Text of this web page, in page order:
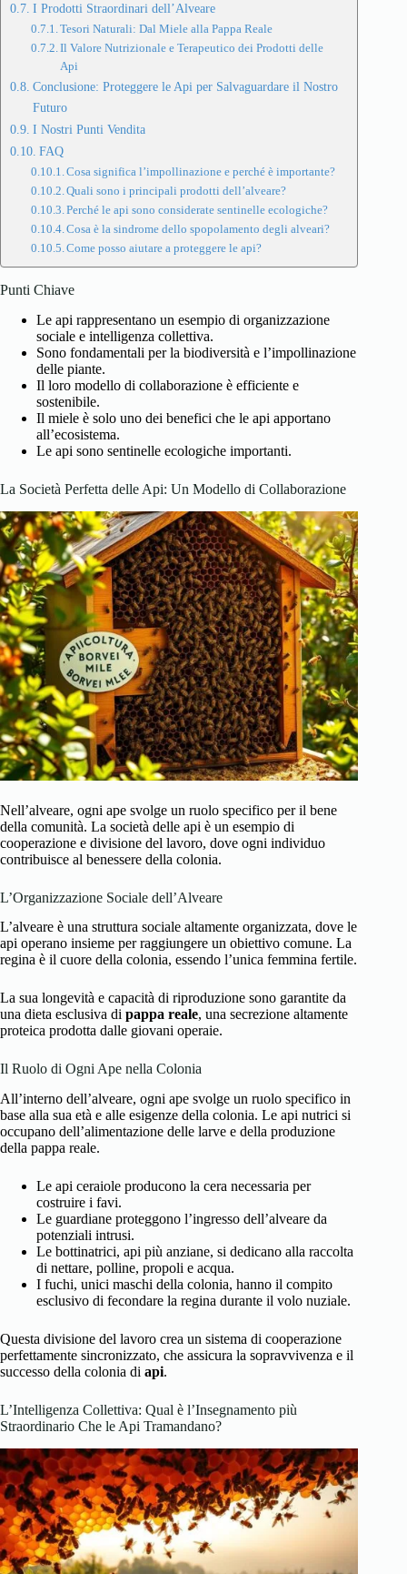
I Prodotti Straordinari dell’Alveare
Tesori Naturali: Dal Miele alla Pappa Reale
Il Valore Nutrizionale e Terapeutico dei Prodotti delle
Api
Conclusione: Proteggere le Api per Salvaguardare il Nostro
Futuro
I Nostri Punti Vendita
FAQ
Cosa significa l’impollinazione e perché è importante?
Quali sono i principali prodotti dell’alveare?
Perché le api sono considerate sentinelle ecologiche?
Cosa è la sindrome dello spopolamento degli alveari?
Come posso aiutare a proteggere le api?
Punti Chiave
Le api rappresentano un esempio di organizzazione
sociale e intelligenza collettiva.
Sono fondamentali per la biodiversità e l’impollinazione
delle piante.
Il loro modello di collaborazione è efficiente e
sostenibile.
Il miele è solo uno dei benefici che le api apportano
all’ecosistema.
Le api sono sentinelle ecologiche importanti.
La Società Perfetta delle Api: Un Modello di Collaborazione
Nell’alveare, ogni ape svolge un ruolo specifico per il bene
della comunità. La società delle api è un esempio di
cooperazione e divisione del lavoro, dove ogni individuo
contribuisce al benessere della colonia.
L’Organizzazione Sociale dell’Alveare
L’alveare è una struttura sociale altamente organizzata, dove le
api operano insieme per raggiungere un obiettivo comune. La
regina è il cuore della colonia, essendo l’unica femmina fertile.
La sua longevità e capacità di riproduzione sono garantite da
una dieta esclusiva di pappa reale, una secrezione altamente
proteica prodotta dalle giovani operaie.
Il Ruolo di Ogni Ape nella Colonia
All’interno dell’alveare, ogni ape svolge un ruolo specifico in
base alla sua età e alle esigenze della colonia. Le api nutrici si
occupano dell’alimentazione delle larve e della produzione
della pappa reale.
Le api ceraiole producono la cera necessaria per
costruire i favi.
Le guardiane proteggono l’ingresso dell’alveare da
potenziali intrusi.
Le bottinatrici, api più anziane, si dedicano alla raccolta
di nettare, polline, propoli e acqua.
I fuchi, unici maschi della colonia, hanno il compito
esclusivo di fecondare la regina durante il volo nuziale.
Questa divisione del lavoro crea un sistema di cooperazione
perfettamente sincronizzato, che assicura la sopravvivenza e il
successo della colonia di api.
L’Intelligenza Collettiva: Qual è l’Insegnamento più
Straordinario Che le Api Tramandano?